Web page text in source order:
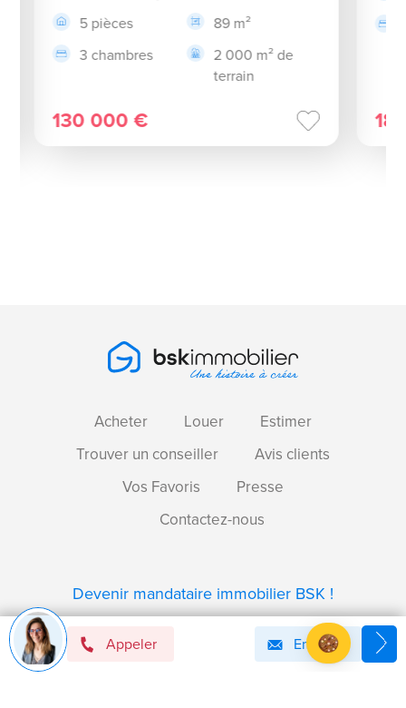
Appeler Email
5 pièces
89 m²
3 chambres
2 000 m² de
terrain
130 000 €
Acheter Louer
Estimer
Trouver un conseiller
Avis clients
Vos Favoris
Presse
Contactez-nous
Devenir mandataire immobilier BSK !